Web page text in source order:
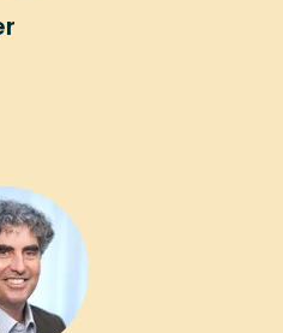
und Kontrollmöglichkeiten) sowie
zu den Betroffenenrechten finden